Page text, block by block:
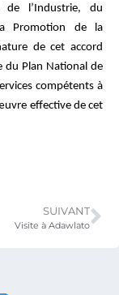
l’Industrie, du
Promotion de la
de cet accord
du Plan National de
compétents à
effective de cet
SUIVANT
Visite à Adawlato